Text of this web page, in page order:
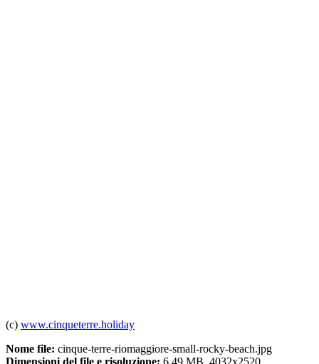
(c) www.cinqueterre.holiday
Nome file: cinque-terre-riomaggiore-small-rocky-beach.jpg